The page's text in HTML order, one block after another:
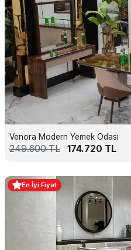
Venora Modern Yemek Odası
249.600TL 174.720 TL
En İyi Fiyat